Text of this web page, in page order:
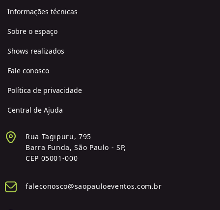
Informações técnicas
Sobre o espaço
Shows realizados
Fale conosco
Política de privacidade
Central de Ajuda
Rua Tagipuru, 795
Barra Funda, São Paulo - SP,
CEP 05001-000
faleconosco@saopauloeventos.com.br